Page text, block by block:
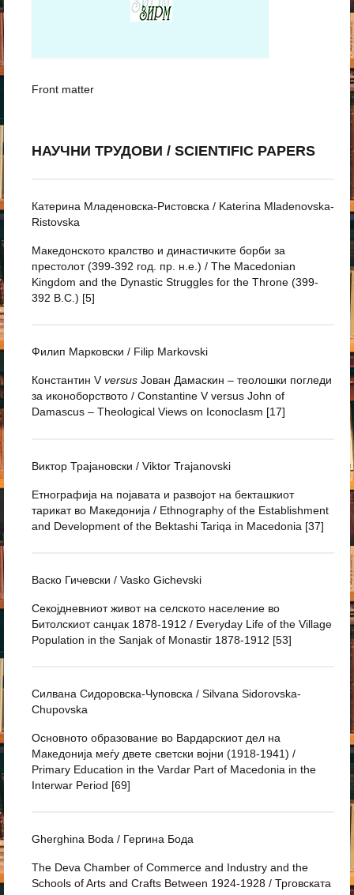
Front matter
НАУЧНИ ТРУДОВИ / SCIENTIFIC PAPERS
Катерина Младеновска-Ристовска / Katerina Mladenovska-
Ristovska
Македонското кралство и династичките борби за
престолот (399-392 год. пр. н.е.) / The Macedonian
Kingdom and the Dynastic Struggles for the Throne (399-
392 B.C.) [5]
Филип Марковски / Filip Markovski
Константин V versus Јован Дамаскин – теолошки погледи
за иконоборството / Constantine V versus John of
Damascus – Theological Views on Iconoclasm [17]
Виктор Трајановски / Viktor Trajanovski
Етнографија на појавата и развојот на бекташкиот
тарикат во Македонија / Ethnography of the Establishment
and Development of the Bektashi Tariqa in Macedonia [37]
Васко Гичевски / Vasko Gichevski
Секојдневниот живот на селското население во
Битолскиот санџак 1878-1912 / Everyday Life of the Village
Population in the Sanjak of Monastir 1878-1912 [53]
Силвана Сидоровска-Чуповска / Silvana Sidorovska-
Chupovska
Основното образование во Вардарскиот дел на
Македонија меѓу двете светски војни (1918-1941) /
Primary Education in the Vardar Part of Macedonia in the
Interwar Period [69]
Gherghina Boda / Гергина Бода
The Deva Chamber of Commerce and Industry and the
Schools of Arts and Crafts Between 1924-1928 / Трговската